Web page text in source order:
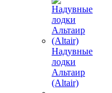
Надувные
лодки
Альтаир
(Altair)